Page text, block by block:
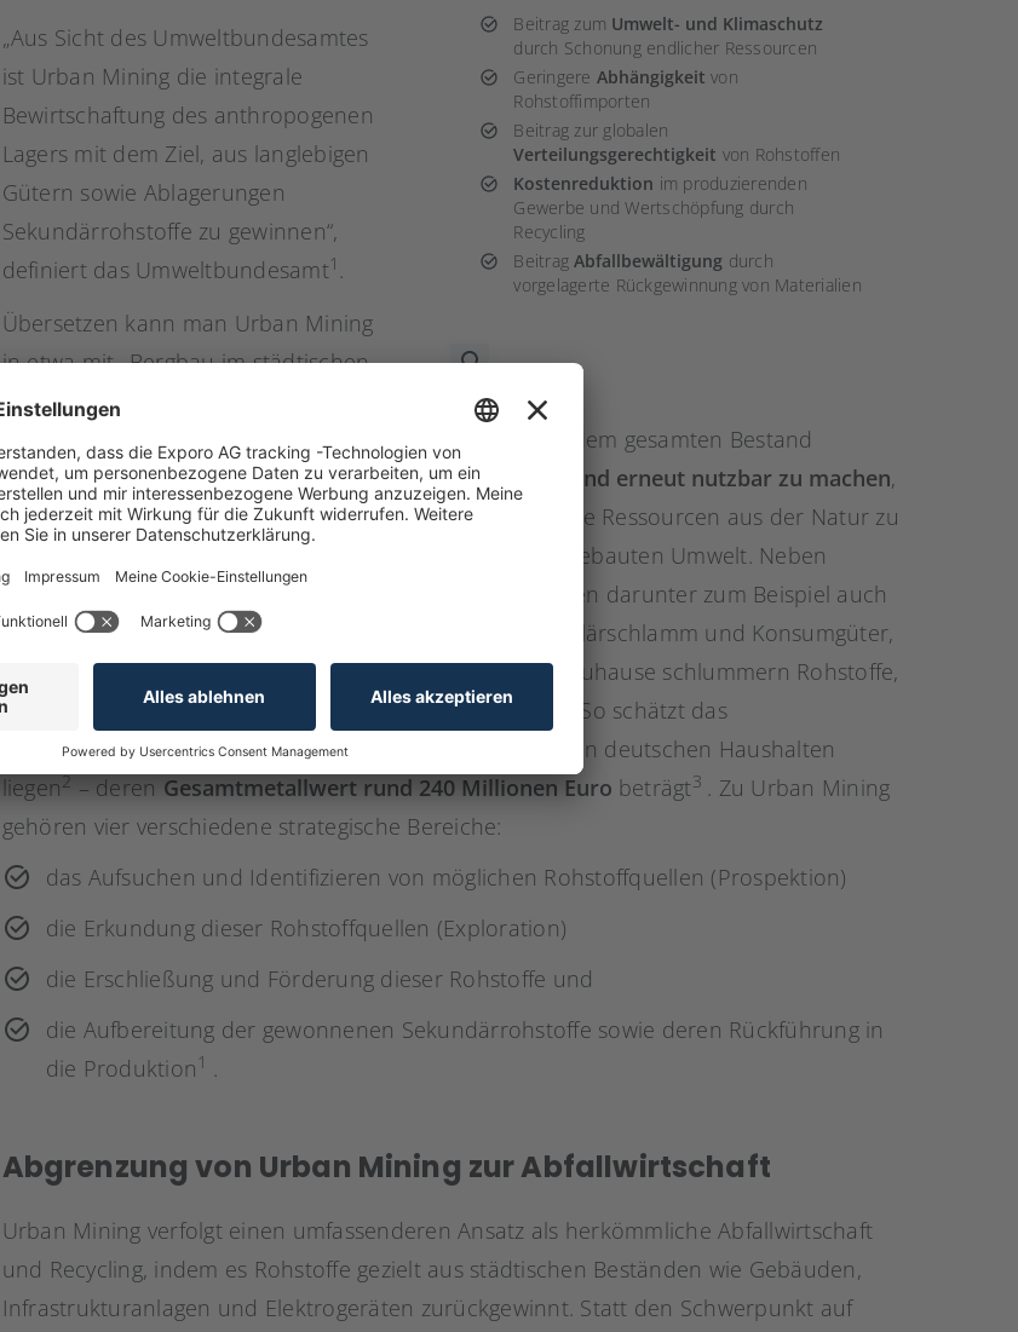
Beitrag zum Umwelt- und Klimaschutz
durch Schonung endlicher Ressourcen
Geringere Abhängigkeit von
Rohstoffimporten
Beitrag zur globalen
Verteilungsgerechtigkeit von Rohstoffen
Kostenreduktion im produzierenden
Gewerbe und Wertschöpfung durch
Recycling
BeitragAbfallbewältigung durch
vorgelagerte Rückgewinnung von Materialien
„Aus Sicht des Umweltbundesamtes
ist Urban Mining die integrale
Bewirtschaftung des anthropogenen
Lagers mit dem Ziel, aus langlebigen
Gütern sowie Ablagerungen
Sekundärrohstoffe zu gewinnen“,
definiert das Umweltbundesamt1 .
Übersetzen kann man Urban Mining
in etwa mit „Bergbau im städtischen
Bereich“. Ziel von Urban Mining ist es,
bereits genutzte Rohstoffeaus Städten, aber auch aus dem gesamten Bestand
langlebiger Güter,zu identifizieren, zurückzugewinnen und erneut nutzbar zu machen,
ohne dass diese Rohstoffe an Wert verlieren. Anstatt neue Ressourcen aus der Natur zu
entnehmen, nutzt Urban Mining also das Potenzial der gebauten Umwelt. Neben
Material aus Gebäuden,
Infrastruktur
und Deponien fallen darunter zum Beispiel auch
Autos, die Rückgewinnung von seltenem Phosphor aus Klärschlamm und Konsumgüter,
wie Elektrogeräte. Denn nicht nur in den Städten, auch zuhause schlummern Rohstoffe,
die in die aktive Nutzung zurückgeführt werden können: So schätzt das
Bundesumweltamt, dass 85 Millionen Handys ungenutzt in deutschen Haushalten
liegen2 – deren Gesamtmetallwert rund 240 Millionen Euro beträgt3 . Zu Urban Mining
gehören vier verschiedene strategische Bereiche:
das Aufsuchen und Identifizieren von möglichen Rohstoffquellen (Prospektion)
die Erkundung dieser Rohstoffquellen (Exploration)
die Erschließung und Förderung dieser Rohstoffe und
die Aufbereitung der gewonnenen Sekundärrohstoffe sowie deren Rückführung in
die Produktion1 .
Abgrenzung von Urban Mining zur Abfallwirtschaft
Urban Mining verfolgt einen umfassenderen Ansatz als herkömmliche Abfallwirtschaft
und Recycling, indem es Rohstoffe gezielt aus städtischen Beständen wie Gebäuden,
Infrastrukturanlagen und Elektrogeräten zurückgewinnt. Statt den Schwerpunkt auf